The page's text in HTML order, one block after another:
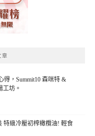
章
得，Summit10 森咪特 &
工坊。
特級冷壓初榨橄欖油! 輕食